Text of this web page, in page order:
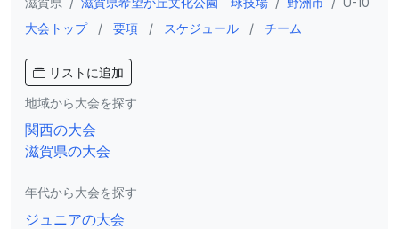
大会トップ
/ 要項 / スケジュール / チーム
リストに追加
地域から大会を探す
関西の大会
滋賀県の大会
年代から大会を探す
ジュニアの大会